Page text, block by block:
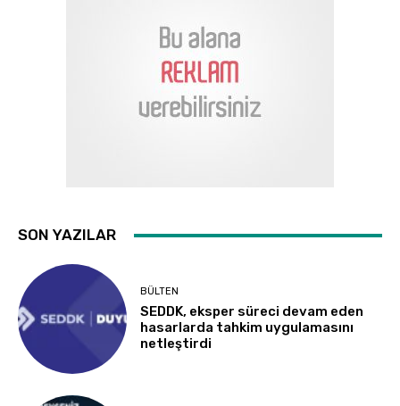
SON YAZILAR
BÜLTEN
SEDDK, eksper süreci devam eden
hasarlarda tahkim uygulamasını
netleştirdi